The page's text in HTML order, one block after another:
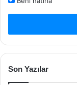
Son Yazılar